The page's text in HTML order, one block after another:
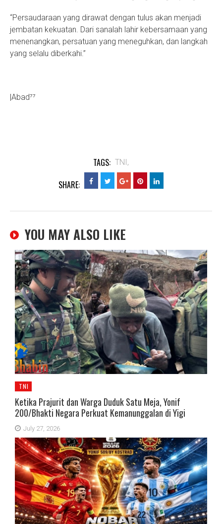
“Persaudaraan yang dirawat dengan tulus akan menjadi
jembatan kekuatan. Dari sanalah lahir kebersamaan yang
menenangkan, persatuan yang meneguhkan, dan langkah
yang selalu diberkahi.”
|Abad⁷⁷
TAGS: TNI,
SHARE:
YOU MAY ALSO LIKE
TNI
Ketika Prajurit dan Warga Duduk Satu Meja, Yonif
200/Bhakti Negara Perkuat Kemanunggalan di Yigi
July 27, 2026